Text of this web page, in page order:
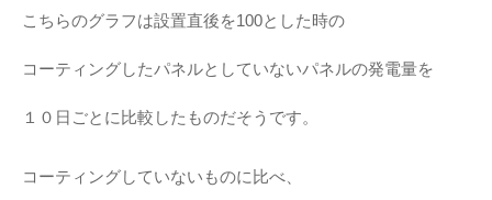
こちらのグラフは設置直後を100とした時の
コーティングしたパネルとしていないパネルの発電量を
１０日ごとに比較したものだそうです。
コーティングしていないものに比べ、